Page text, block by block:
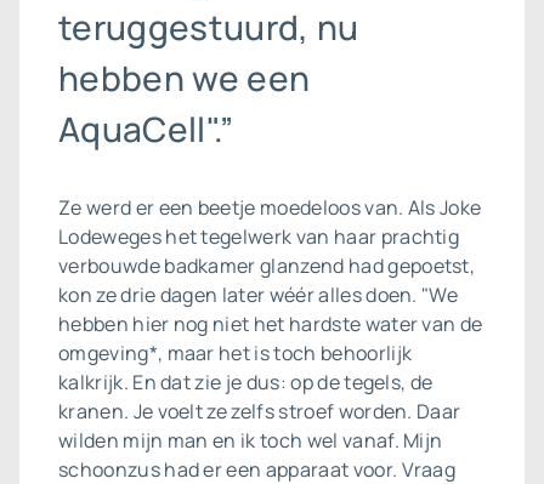
teruggestuurd, nu
hebben we een
AquaCell".”
Ze werd er een beetje moedeloos van. Als Joke
Lodeweges het tegelwerk van haar prachtig
verbouwde badkamer glanzend had gepoetst,
kon ze drie dagen later wéér alles doen. "We
hebben hier nog niet het hardste water van de
omgeving*, maar het is toch behoorlijk
kalkrijk. En dat zie je dus: op de tegels, de
kranen. Je voelt ze zelfs stroef worden. Daar
wilden mijn man en ik toch wel vanaf. Mijn
schoonzus had er een apparaat voor. Vraag